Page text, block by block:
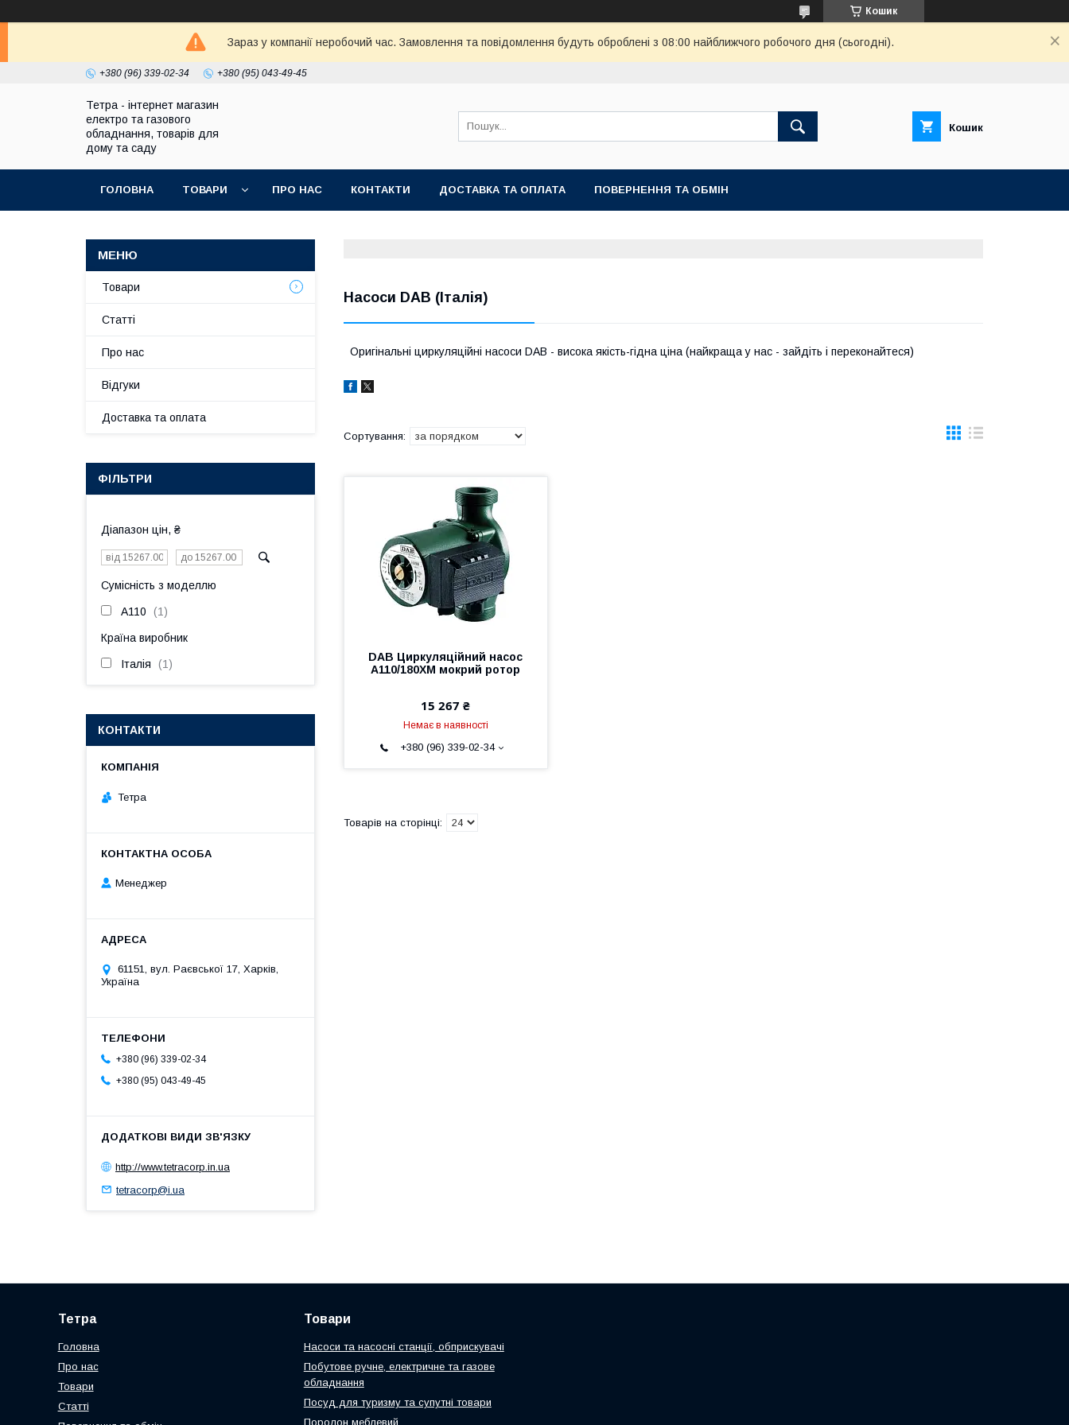
Кошик
Зараз у компанії неробочий час. Замовлення та повідомлення будуть оброблені з 08:00 найближчого робочого дня (сьогодні).
+380 (96) 339-02-34 +380 (95) 043-49-45
Тетра - інтернет магазин
електро та газового
обладнання, товарів для
дому та саду
Кошик
ГОЛОВНА ТОВАРИ ПРО НАС КОНТАКТИ ДОСТАВКА ТА ОПЛАТА ПОВЕРНЕННЯ ТА ОБМІН
Насоси DAB (Італія)
Оригінальні циркуляційні насоси DAB - висока якість-гідна ціна (найкраща у нас - зайдіть і переконайтеся)
DAB Циркуляційний насос
A110/180XM мокрий ротор
15 267 ₴
Немає в наявності
+380 (96) 339-02-34
Товари
Статті
Про нас
Відгуки
Доставка та оплата
ФІЛЬТРИ
Діапазон цін, ₴
Сумісність з моделлю
A110 1
Країна виробник
Італія 1
КОНТАКТИ
Тетра
Менеджер
61151, вул. Раєвської 17, Харків,
Україна
+380 (96) 339-02-34
+380 (95) 043-49-45
http://www.tetracorp.in.ua
tetracorp@i.ua
Тетра
Головна
Про нас
Товари
Статті
Товари
Насоси та насосні станції, обприскувачі
Побутове ручне, електричне та газове
обладнання
Посуд для туризму та супутні товари
Поролон меблевий